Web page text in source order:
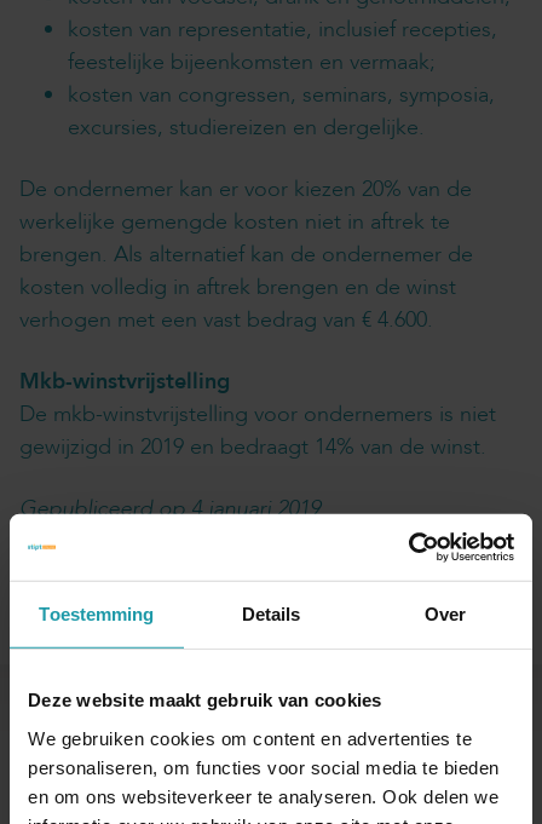
Toestemming Details Over
Deze website maakt gebruik van cookies
We gebruiken cookies om content en advertenties te
personaliseren, om functies voor social media te bieden
en om ons websiteverkeer te analyseren. Ook delen we
kosten van representatie, inclusief recepties,
feestelijke bijeenkomsten en vermaak;
kosten van congressen, seminars, symposia,
excursies, studiereizen en dergelijke.
De ondernemer kan er voor kiezen 20% van de
werkelijke gemengde kosten niet in aftrek te
brengen. Als alternatief kan de ondernemer de
kosten volledig in aftrek brengen en de winst
verhogen met een vast bedrag van € 4.600.
Mkb-winstvrijstelling
De mkb-winstvrijstelling voor ondernemers is niet
gewijzigd in 2019 en bedraagt 14% van de winst.
Gepubliceerd op 4 januari 2019
Interessant? Deel dit artikel
Blijf op de hoogte van het financiële nieuws
Schrijf je hieronder in voor onze maandelijkse
mailing.